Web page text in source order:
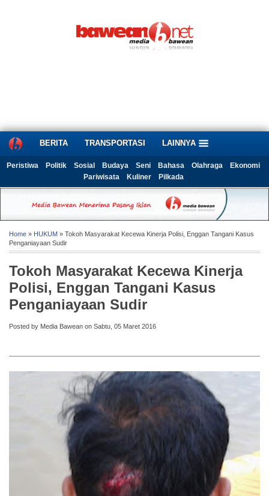
BERITA TRANSPORTASI LAINNYA
Peristiwa Politik Sosial Budaya Seni Bahasa Olahraga
Ekonomi
Pariwisata
Kuliner Pilkada
Home » HUKUM » Tokoh Masyarakat Kecewa Kinerja Polisi, Enggan Tangani Kasus
Penganiayaan Sudir
Tokoh Masyarakat Kecewa Kinerja
Polisi, Enggan Tangani Kasus
Penganiayaan Sudir
Posted by Media Bawean on Sabtu, 05 Maret 2016